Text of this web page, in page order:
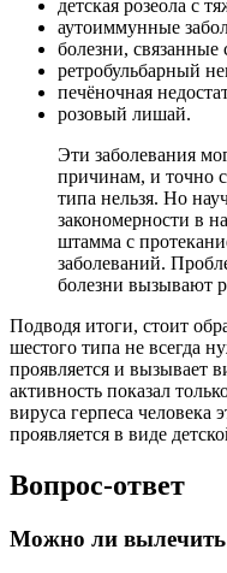
детская розеола с
аутоиммунные
болезни,
ретробульбарный
печёночная
розовый лишай.
Эти заболевания
причинам, и точно
типа нельзя. Но
закономерности в
штамма с
заболеваний.
болезни вызывают
Подводя итоги, стоит
шестого типа не всегда
проявляется и
активность показал
вируса герпеса
проявляется в виде
Вопрос-ответ
Можно ли вылечить